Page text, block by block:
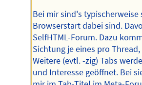
Bei mir sind's typischerweise
Browserstart dabei sind.
SelfHTML-Forum. Dazu
Sichtung je eines pro
Weitere (evtl. -zig) Tabs
und Interesse geöffnet. Bei